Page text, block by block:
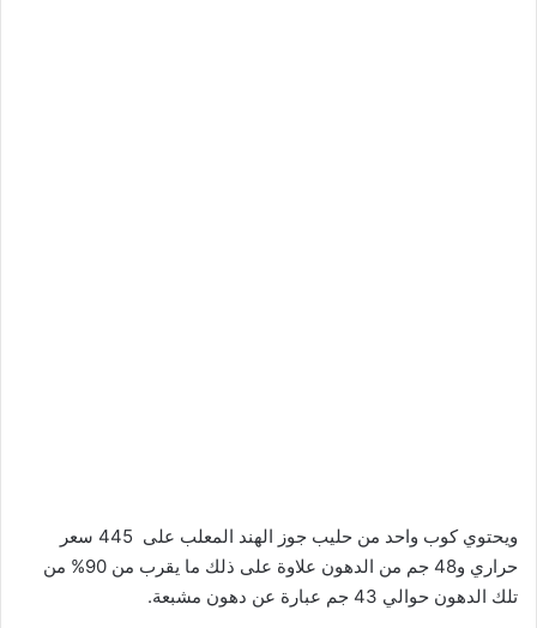
ويحتوي كوب واحد من حليب جوز الهند المعلب على 445 سعر
حراري و48 جم من الدهون علاوة على ذلك ما يقرب من 90% من
تلك الدهون حوالي 43 جم عبارة عن دهون مشبعة.